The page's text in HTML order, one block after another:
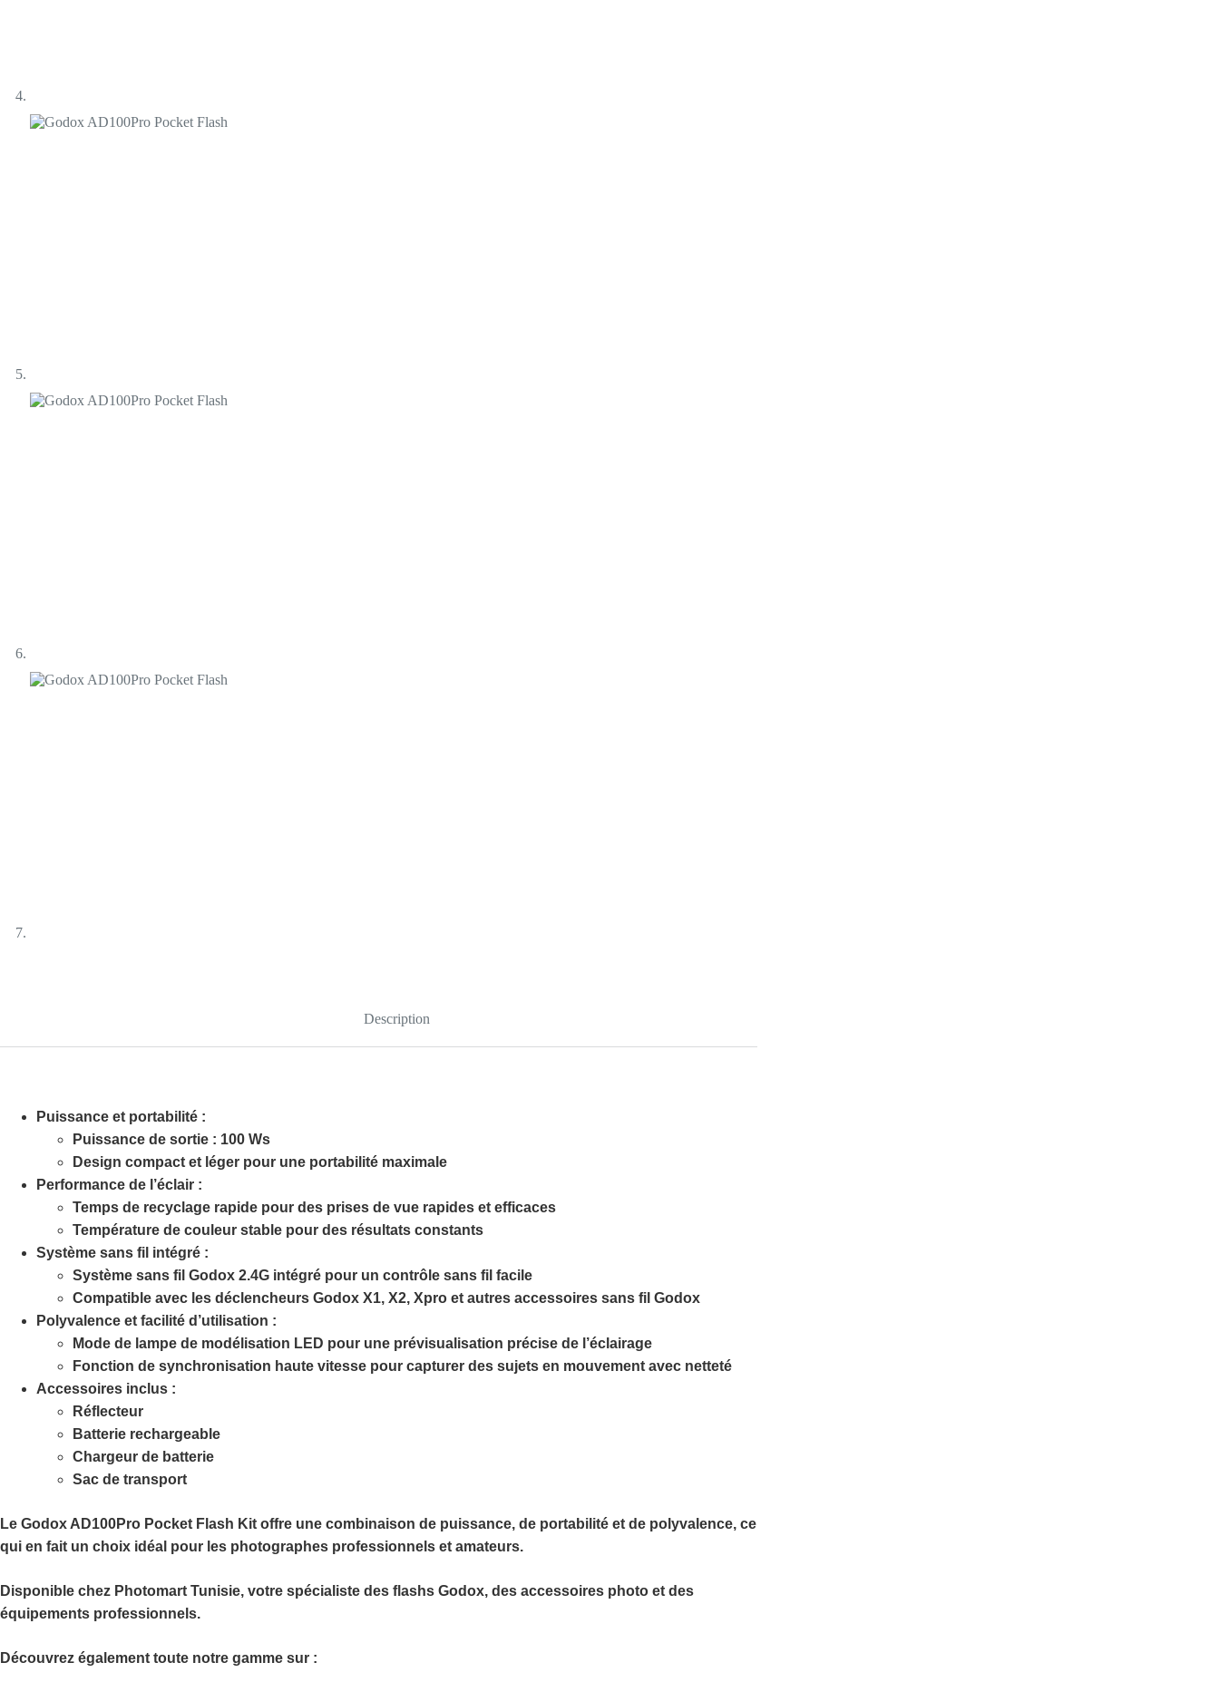
Description
Puissance et portabilité :
Puissance de sortie : 100 Ws
Design compact et léger pour une portabilité maximale
Performance de l’éclair :
Temps de recyclage rapide pour des prises de vue rapides et efficaces
Température de couleur stable pour des résultats constants
Système sans fil intégré :
Système sans fil Godox 2.4G intégré pour un contrôle sans fil facile
Compatible avec les déclencheurs Godox X1, X2, Xpro et autres accessoires sans fil Godox
Polyvalence et facilité d’utilisation :
Mode de lampe de modélisation LED pour une prévisualisation précise de l’éclairage
Fonction de synchronisation haute vitesse pour capturer des sujets en mouvement avec netteté
Accessoires inclus :
Réflecteur
Batterie rechargeable
Chargeur de batterie
Sac de transport
Le Godox AD100Pro Pocket Flash Kit offre une combinaison de puissance, de portabilité et de polyvalence, ce
qui en fait un choix idéal pour les photographes professionnels et amateurs.
Disponible chez Photomart Tunisie, votre spécialiste des flashs Godox, des accessoires photo et des
équipements professionnels.
Découvrez également toute notre gamme sur :